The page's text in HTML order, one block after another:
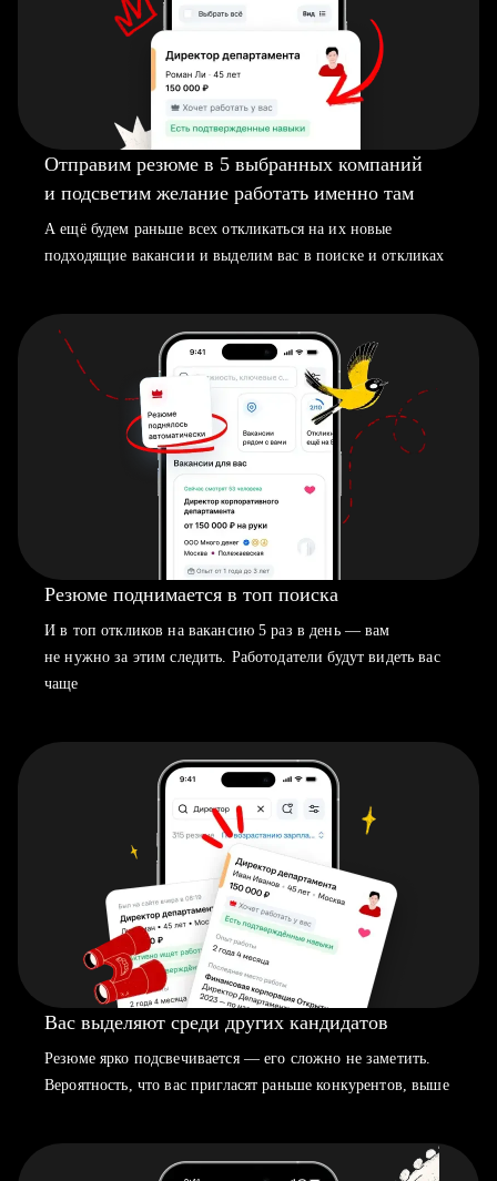
Отправим резюме в 5 выбранных компаний
и подсветим желание работать именно там
А ещё будем раньше всех откликаться на их новые
подходящие вакансии и выделим вас в поиске и откликах
Резюме поднимается в топ поиска
И в топ откликов на вакансию 5 раз в день — вам
не нужно за этим следить. Работодатели будут видеть вас
чаще
Вас выделяют среди других кандидатов
Резюме ярко подсвечивается — его сложно не заметить.
Вероятность, что вас пригласят раньше конкурентов, выше